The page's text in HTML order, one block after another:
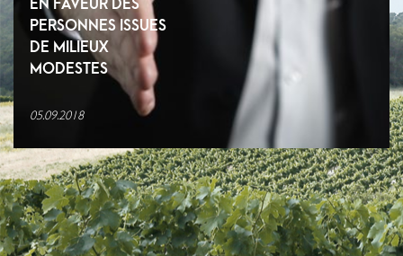
PERSONNES ISSUES
DE MILIEUX
MODESTES
05.09.2018